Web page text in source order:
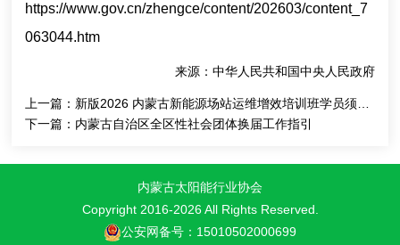
https://www.gov.cn/zhengce/content/202603/content_7
063044.htm
来源：中华人民共和国中央人民政府
上一篇：
新版2026 内蒙古新能源场站运维增效培训班学员须知及课程安排
下一篇： 内蒙古自治区全区性社会团体换届工作指引
内蒙古太阳能行业协会
Copyright 2016-2026 All Rights Reserved.
公安网备号：15010502000699